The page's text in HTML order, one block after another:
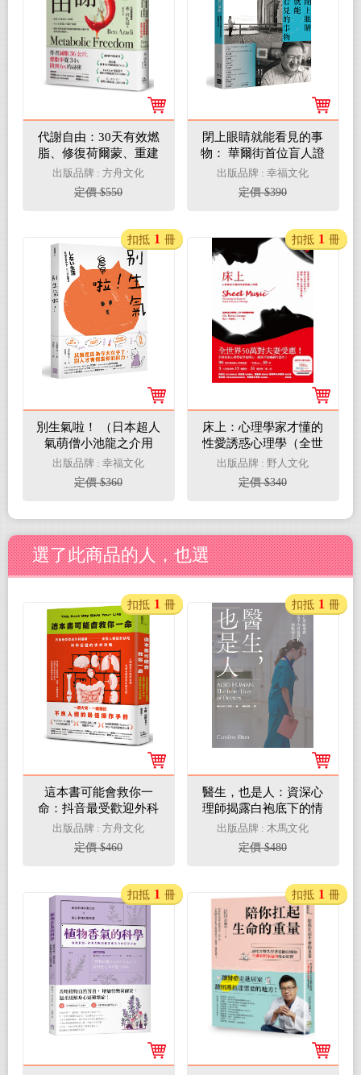
代謝自由：30天有效燃
脂、修復荷爾蒙、重建
代謝平衡
出版品牌 : 方舟文化
定價 $550
閉上眼睛就能看見的事
物： 華爾街首位盲人證
券分析師所傳達的奇蹟
出版品牌 : 幸福文化
定價 $390
別生氣啦！ （日本超人
氣萌僧小池龍之介用
108個身歷其境的安心
小練習，讓你覺察情緒
的引爆點，不苛求自
好！）
出版品牌 : 幸福文化
定價 $360
扣抵 1 冊
床上：心理學家才懂的
性愛誘惑心理學（全世
界50萬對夫妻受惠）
出版品牌 : 野人文化
定價 $340
扣抵 1 冊
選了此商品的人，也選
這本書可能會救你一
命：抖音最受歡迎外科
醫師直指人體設計缺
陷，科學認證的求生攻
略
出版品牌 : 方舟文化
定價 $460
扣抵 1 冊
醫生，也是人：資深心
理師揭露白袍底下的情
感掙扎與脆弱人性
出版品牌 : 木馬文化
定價 $480
扣抵 1 冊
扣抵 1 冊 扣抵 1 冊